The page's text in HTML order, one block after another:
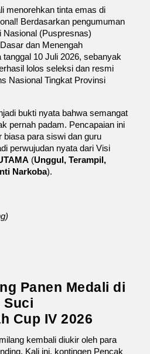
menorehkan tinta emas di
Berdasarkan pengumuman
(Puspresnas)
dan Menengah
10 Juli 2026, sebanyak
lolos seleksi dan resmi
Nasional Tingkat Provinsi
bukti nyata bahwa semangat
pernah padam. Pencapaian ini
biasa para siswi dan guru
perwujudan nyata dari Visi
(Unggul, Terampil,
Narkoba).
Panen Medali di
Suci
Cup IV 2026
kembali diukir oleh para
Kali ini, kontingen Pencak